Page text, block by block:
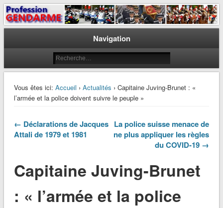
Profession Gendarme
Le journal des gendarmes
Navigation
Vous êtes ici: Accueil › Actualités › Capitaine Juving-Brunet : «
l’armée et la police doivent suivre le peuple »
← Déclarations de Jacques
Attali de 1979 et 1981
La police suisse menace de
ne plus appliquer les règles
du COVID-19 →
Capitaine Juving-Brunet
: « l’armée et la police